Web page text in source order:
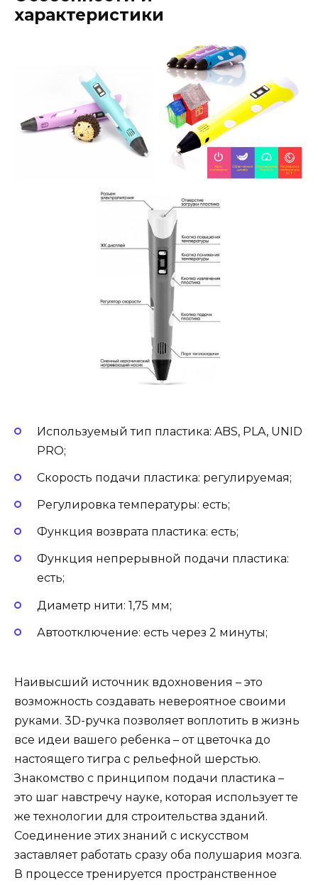
характеристики
Используемый тип пластика: ABS, PLA, UNID
PRO;
Скорость подачи пластика: регулируемая;
Регулировка температуры: есть;
Функция возврата пластика: есть;
Функция непрерывной подачи пластика:
есть;
Диаметр нити: 1,75 мм;
Автоотключение: есть через 2 минуты;
Наивысший источник вдохновения – это
возможность создавать невероятное своими
руками. 3D-ручка позволяет воплотить в жизнь
все идеи вашего ребенка – от цветочка до
настоящего тигра с рельефной шерстью.
Знакомство с принципом подачи пластика –
это шаг навстречу науке, которая использует те
же технологии для строительства зданий.
Соединение этих знаний с искусством
заставляет работать сразу оба полушария мозга.
В процессе тренируется пространственное